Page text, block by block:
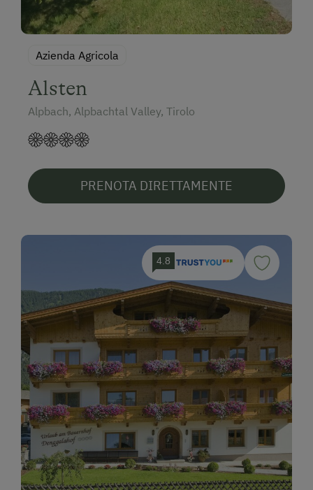
Azienda Agricola
Alsten
Alpbach, Alpbachtal Valley, Tirolo
PRENOTA DIRETTAMENTE
4.8